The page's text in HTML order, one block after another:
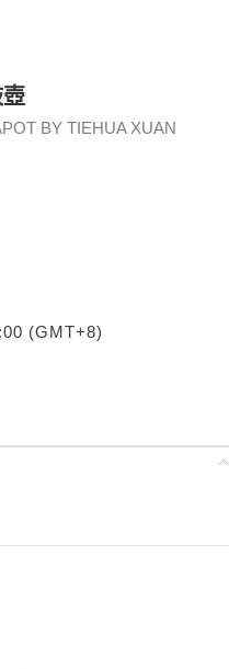
BY TIEHUA XUAN
(GMT+8)